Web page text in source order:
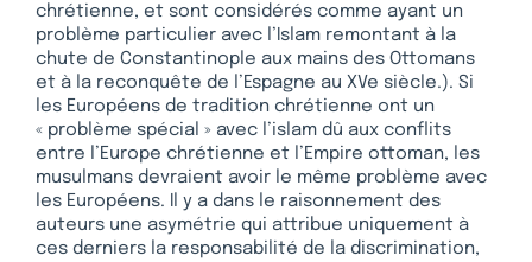
chrétienne, et sont considérés comme ayant un
problème particulier avec l’Islam remontant à la
chute de Constantinople aux mains des Ottomans
et à la reconquête de l’Espagne au XVe siècle.). Si
les Européens de tradition chrétienne ont un
« problème spécial » avec l’islam dû aux conflits
entre l’Europe chrétienne et l’Empire ottoman, les
musulmans devraient avoir le même problème avec
les Européens. Il y a dans le raisonnement des
auteurs une asymétrie qui attribue uniquement à
ces derniers la responsabilité de la discrimination,